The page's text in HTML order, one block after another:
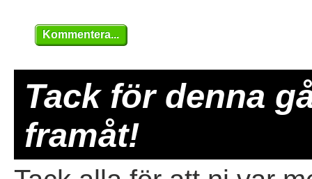
Kommentera...
Tack för denna
framåt!